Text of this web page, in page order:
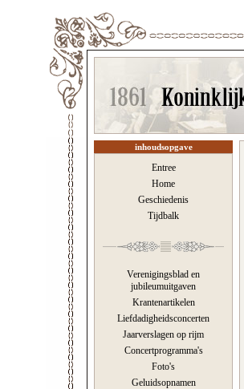
inhoudsopgave
Entree
Home
Geschiedenis
Tijdbalk
Verenigingsblad en
jubileumuitgaven
Krantenartikelen
Liefdadigheidsconcerten
Jaarverslagen op rijm
Concertprogramma's
Foto's
Geluidsopnamen